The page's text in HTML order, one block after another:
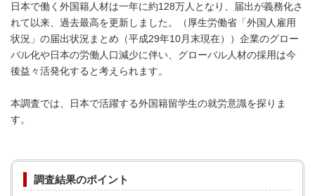
日本で働く外国籍人材は一年に約128万人となり、届出が義務化さ
れて以来、過去最高を更新しました。（厚生労働省「外国人雇用
状況」の届出状況まとめ（平成29年10月末現在））企業のグロー
バル化や日本の労働人口減少に伴い、グローバル人材の採用は今
後益々活発化すると考えられます。
本調査では、日本で活躍する外国籍留学生の就労意識を探りま
す。
調査結果のポイント